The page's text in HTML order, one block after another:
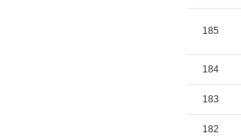
185
184
183
182